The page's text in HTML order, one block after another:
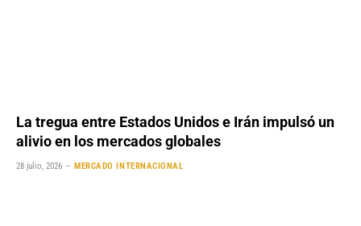
La tregua entre Estados Unidos e Irán impulsó un
alivio en los mercados globales
28 julio, 2026 MERCADO INTERNACIONAL